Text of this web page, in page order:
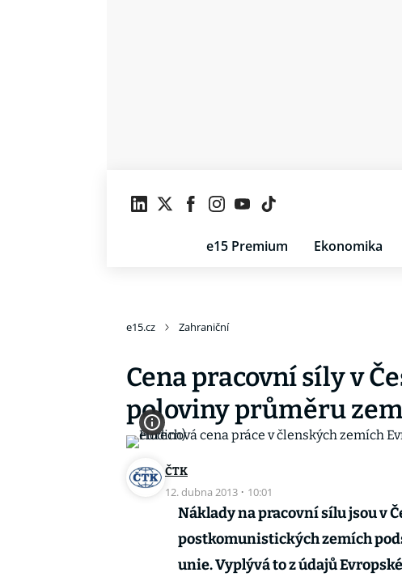
e15 Premium Ekonomika
e15.cz Zahraniční
Cena pracovní síly v
poloviny průměru
ČTK
12. dubna 2013 · 10:01
Náklady na pracovní sílu jsou v
postkomunistických zemích
unie. Vyplývá to z údajů